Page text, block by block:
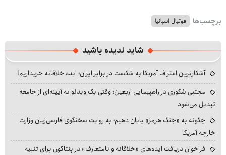
برچسب‌ها فوتبال اسپانیا
شاید ندیده باشید
آشکارترین اعتراف آمریکا به شکست در برابر ایران؛ ایده خلاقانه خریداریم!
مجتبی شکوری در راهپیمایی اربعین؛ وقتی یک ویدئو به آیینه‌ای از جامعه
تبدیل می‌شود
چگونه به «جنگ هرمز» پایان دهیم؛ به روایت سخنگوی فارسی‌زبان وزارت
خارجه آمریکا
فراخوان دریافت ایده‌های «خلاقانه و نامتعارف» در پنتاگون برای تنبیه